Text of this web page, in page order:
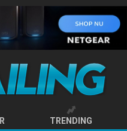
TRENDING